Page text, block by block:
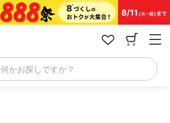
何かお探しですか？